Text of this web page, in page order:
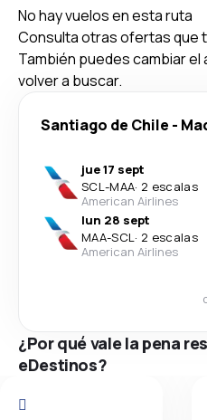
No hay vuelos en esta ruta
Consulta otras ofertas que
También puedes cambiar
volver a buscar.
Santiago de Chile -
jue 17 sept
SCL-MAA· 2 escalas
American Airlines
lun 28 sept
MAA-SCL· 2 escalas
American Airlines
¿Por qué vale la pena
eDestinos?